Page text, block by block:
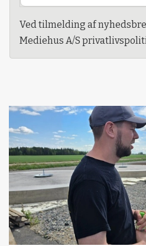
Ved tilmelding af
Mediehus A/S